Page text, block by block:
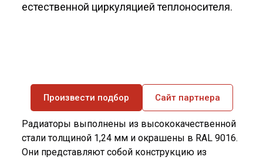
естественной циркуляцией теплоносителя.
Произвести подбор Сайт партнера
Радиаторы выполнены из высококачественной
стали толщиной 1,24 мм и окрашены в RAL 9016.
Они представляют собой конструкцию из